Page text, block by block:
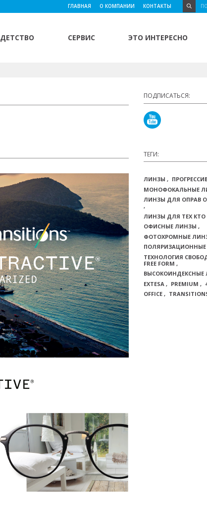
ГЛАВНАЯ О КОМПАНИИ КОНТАКТЫ
ДЕТСТВО СЕРВИС ЭТО ИНТЕРЕСНО
ПОДПИСАТЬСЯ:
ТЕГИ:
ЛИНЗЫ
МОНОФОКАЛЬНЫЕ
ЛИНЗЫ ДЛЯ ОПРАВ
ЛИНЗЫ ДЛЯ ТЕХ
ОФИСНЫЕ ЛИНЗЫ
ФОТОХРОМНЫЕ
ТЕХНОЛОГИЯ
FREE FORM
ВЫСОКОИНДЕКСНЫЕ
EXTESA
PREMIUM
OFFICE